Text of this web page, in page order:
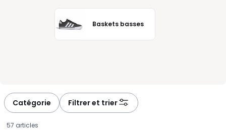
Baskets basses
Catégorie Filtrer et trier
57 articles